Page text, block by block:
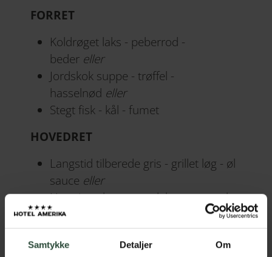
Samtykke Detaljer Om
FORRET
Koldrøget laks - peberrod -
beder eller
Jordskok suppe - trøffel -
hasselnød eller
Stegt fisk - kål - fumet
HOVEDRET
Langstid tilberede gris - grillet løg - øl
sauce eller
Honning glaseret andebryst - græskar
- pomme fondant
DESSERT